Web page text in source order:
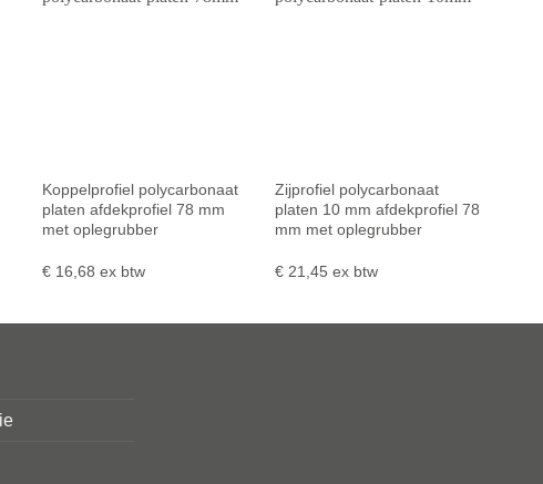
Koppelprofiel polycarbonaat
platen afdekprofiel 78 mm
met oplegrubber
€16,68 ex btw
Zijprofiel polycarbonaat
platen 10 mm afdekprofiel 78
mm met oplegrubber
€21,45 ex btw